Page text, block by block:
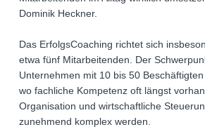
Dominik Heckner.
Das ErfolgsCoaching richtet sich
etwa fünf Mitarbeitenden. Der
Unternehmen mit 10 bis 50
wo fachliche Kompetenz oft längst
Organisation und wirtschaftliche
zunehmend komplex werden.